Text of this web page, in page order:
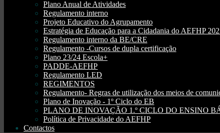
Plano Anual de Atividades
Regulamento interno
Projeto Educativo do Agrupamento
Estratégia de Educação para a Cidadania do AEFHP
Regulamento interno da BE/CRE
Regulamento -Cursos de dupla certificação
Plano 23/24 Escola+
PADDE-AEFHP
Regulamento LED
REGIMENTOS
Regulamento- Regras de utilização dos meios de
Plano de Inovação - 1º Ciclo do EB
PLANO DE INOVAÇÃO 1.º CICLO DO ENSINO
Política de Privacidade do AEFHP
Contactos